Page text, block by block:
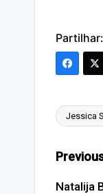
Partilhar:
Tags:
Jessica
Post
Natalija